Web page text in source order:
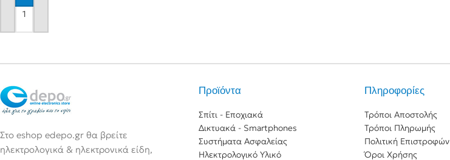
Αγόρασε το
Στο eshop edepo.gr θα βρείτε
ηλεκτρολογικά & ηλεκτρονικά είδη,
Προϊόντα
Σπίτι - Εποχιακά
Δικτυακά - Smartphones
Συστήματα Ασφαλείας
Ηλεκτρολογικό Υλικό
Πληροφορίες
Τρόποι Αποστολής
Τρόποι Πληρωμής
Πολιτική Επιστροφών
Όροι Χρήσης